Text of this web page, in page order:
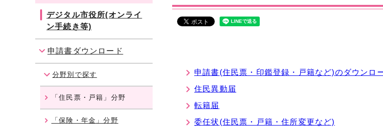
申請書(住民票・印鑑登録・戸籍など)のダウンロ
住民異動届
転籍届
委任状(住民票・戸籍・住所変更など)
デジタル市役所(オンライ
ン手続き等)
申請書ダウンロード
分野別で探す
「住民票・戸籍」分野
「保険・年金」分野